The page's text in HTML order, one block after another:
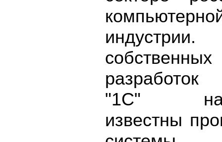
собственных
"1С"
известны